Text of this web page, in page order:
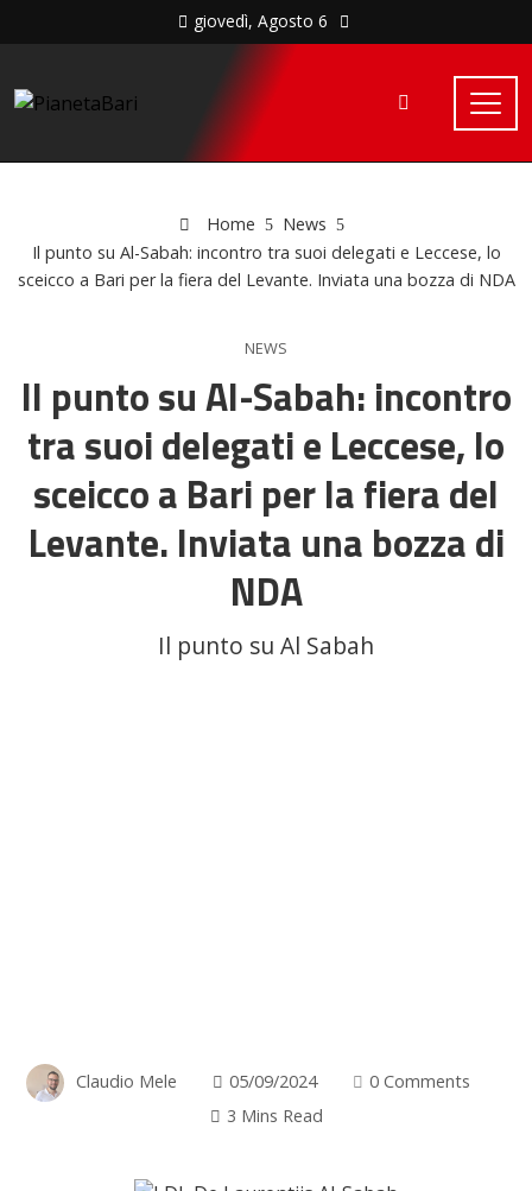
giovedì, Agosto 6
Home
News
Il punto su Al-Sabah: incontro tra suoi delegati e Leccese, lo
sceicco a Bari per la fiera del Levante. Inviata una bozza di NDA
NEWS
Il punto su Al-Sabah: incontro
tra suoi delegati e Leccese, lo
sceicco a Bari per la fiera del
Levante. Inviata una bozza di
NDA
Il punto su Al Sabah
Claudio Mele 05/09/2024
0 Comments
3 Mins Read